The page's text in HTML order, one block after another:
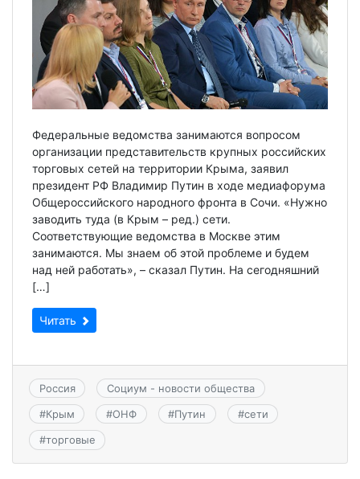
Федеральные ведомства занимаются вопросом
организации представительств крупных российских
торговых сетей на территории Крыма, заявил
президент РФ Владимир Путин в ходе медиафорума
Общероссийского народного фронта в Сочи. «Нужно
заводить туда (в Крым – ред.) сети.
Соответствующие ведомства в Москве этим
занимаются. Мы знаем об этой проблеме и будем
над ней работать», – сказал Путин. На сегодняшний
[…]
Читать
Россия Социум - новости общества
#Крым #ОНФ #Путин #сети
#торговые